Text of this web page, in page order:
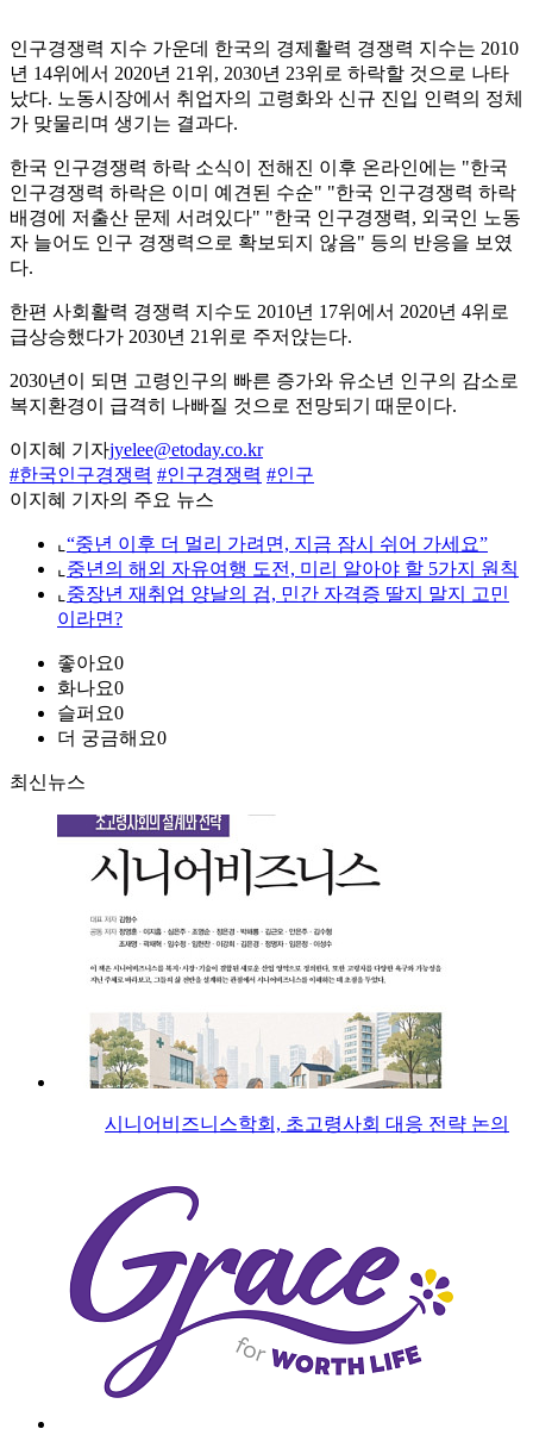
인구경쟁력 지수 가운데 한국의 경제활력 경쟁력 지수는 2010
년 14위에서 2020년 21위, 2030년 23위로 하락할 것으로 나타
났다. 노동시장에서 취업자의 고령화와 신규 진입 인력의 정체
가 맞물리며 생기는 결과다.
한국 인구경쟁력 하락 소식이 전해진 이후 온라인에는 "한국
인구경쟁력 하락은 이미 예견된 수순" "한국 인구경쟁력 하락
배경에 저출산 문제 서려있다" "한국 인구경쟁력, 외국인 노동
자 늘어도 인구 경쟁력으로 확보되지 않음" 등의 반응을 보였
다.
한편 사회활력 경쟁력 지수도 2010년 17위에서 2020년 4위로
급상승했다가 2030년 21위로 주저앉는다.
2030년이 되면 고령인구의 빠른 증가와 유소년 인구의 감소로
복지환경이 급격히 나빠질 것으로 전망되기 때문이다.
이지혜 기자jyelee@etoday.co.kr
#한국인구경쟁력 #인구경쟁력 #인구
이지혜 기자의 주요 뉴스
⌞ “중년 이후 더 멀리 가려면, 지금 잠시 쉬어 가세요”
⌞ 중년의 해외 자유여행 도전, 미리 알아야 할 5가지 원칙
⌞ 중장년 재취업 양날의 검, 민간 자격증 딸지 말지 고민
이라면?
좋아요0
화나요0
슬퍼요0
더 궁금해요0
최신뉴스
시니어비즈니스학회, 초고령사회 대응 전략 논의